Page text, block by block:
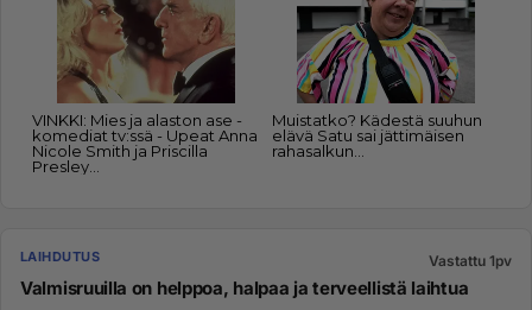
LAIHDUTUS Vastattu 1pv
Valmisruuilla on helppoa, halpaa ja terveellistä laihtua